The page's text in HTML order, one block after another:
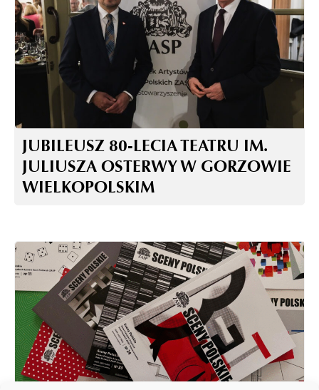
JUBILEUSZ 80-LECIA TEATRU IM.
JULIUSZA OSTERWY W GORZOWIE
WIELKOPOLSKIM